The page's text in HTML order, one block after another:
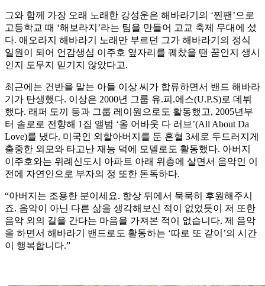
그와 함께 가장 오래 노래한 강성운은 해바라기의 ‘찐팬’으로
고등학교 때 ‘해보라지’라는 팀을 만들어 고교 축제 무대에 섰
다. 애오라지 해바라기 노래만 부르던 그가 해바라기의 정식
일원이 되어 언감생심 이주호 옆자리를 꿰찼을 땐 꿈인지 생시
인지 도무지 믿기지 않았다고.
최근에는 건반을 맡는 아들 이상 씨가 합류하면서 밴드 해바라
기가 탄생했다. 이상은 2000년 그룹 유.피.에스(U.P.S)로 데뷔
했다. 래퍼 도끼 등과 그룹 레이원으로도 활동했고, 2005년부
터 솔로로 전향해 1집 앨범 ‘올 어바웃 다 러브’(All About Da
Love)를 냈다. 미국인 외할아버지를 둔 혼혈 3세로 두드러지게
출중한 외모와 타고난 재능 덕에 모델로도 활동했다. 아버지
이주호와는 위례신도시 아파트 아래 위층에 살면서 음악인 이
전에 자연인으로 부자의 정 또한 돈독하다.
“아버지는 조용한 분이세요. 항상 뒤에서 묵묵히 후원해주시
죠. 음악이 아닌 다른 삶을 생각해보신 적이 없었듯이 저 또한
음악 외의 길을 간다는 마음을 가져본 적이 없습니다. 제 음악
을 하면서 해바라기 밴드로도 활동하는 ‘따로 또 같이’의 시간
이 행복합니다.”